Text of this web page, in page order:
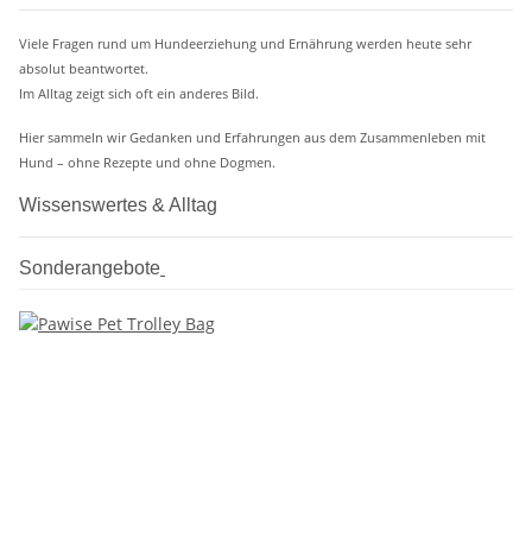
Viele Fragen rund um Hundeerziehung und Ernährung werden heute sehr
absolut beantwortet.
Im Alltag zeigt sich oft ein anderes Bild.
Hier sammeln wir Gedanken und Erfahrungen aus dem Zusammenleben mit
Hund – ohne Rezepte und ohne Dogmen.
Wissenswertes & Alltag
Sonderangebote